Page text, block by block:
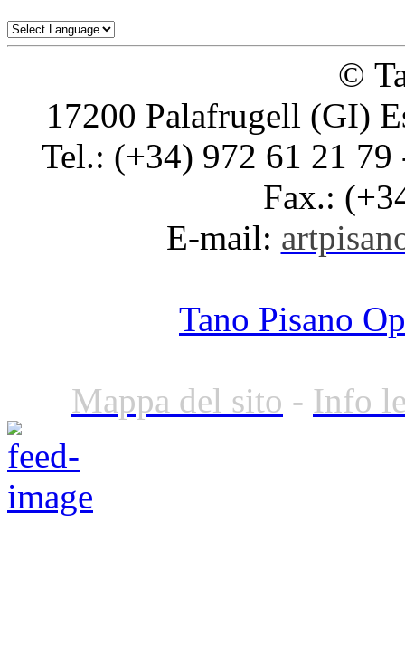
©
17200 Palafrugell (GI)
Tel.: (+34) 972 61 21
Fax.:
E-mail:
Tano Pisano
Mappa del sito - Info